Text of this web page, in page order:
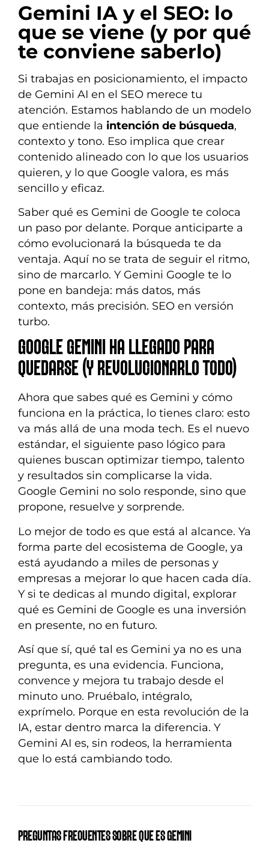
Gemini IA y el SEO: lo
que se viene (y por qué
te conviene saberlo)
Si trabajas en posicionamiento, el impacto
de Gemini AI en el SEO merece tu
atención. Estamos hablando de un modelo
que entiende la intención de búsqueda,
contexto y tono. Eso implica que crear
contenido alineado con lo que los usuarios
quieren, y lo que Google valora, es más
sencillo y eficaz.
Saber qué es Gemini de Google te coloca
un paso por delante. Porque anticiparte a
cómo evolucionará la búsqueda te da
ventaja. Aquí no se trata de seguir el ritmo,
sino de marcarlo. Y Gemini Google te lo
pone en bandeja: más datos, más
contexto, más precisión. SEO en versión
turbo.
GOOGLE GEMINI HA LLEGADO PARA
QUEDARSE (Y REVOLUCIONARLO TODO)
Ahora que sabes qué es Gemini y cómo
funciona en la práctica, lo tienes claro: esto
va más allá de una moda tech. Es el nuevo
estándar, el siguiente paso lógico para
quienes buscan optimizar tiempo, talento
y resultados sin complicarse la vida.
Google Gemini no solo responde, sino que
propone, resuelve y sorprende.
Lo mejor de todo es que está al alcance. Ya
forma parte del ecosistema de Google, ya
está ayudando a miles de personas y
empresas a mejorar lo que hacen cada día.
Y si te dedicas al mundo digital, explorar
qué es Gemini de Google es una inversión
en presente, no en futuro.
Así que sí, qué tal es Gemini ya no es una
pregunta, es una evidencia. Funciona,
convence y mejora tu trabajo desde el
minuto uno. Pruébalo, intégralo,
exprímelo. Porque en esta revolución de la
IA, estar dentro marca la diferencia. Y
Gemini AI es, sin rodeos, la herramienta
que lo está cambiando todo.
PREGUNTAS FRECUENTES SOBRE QUE ES GEMINI